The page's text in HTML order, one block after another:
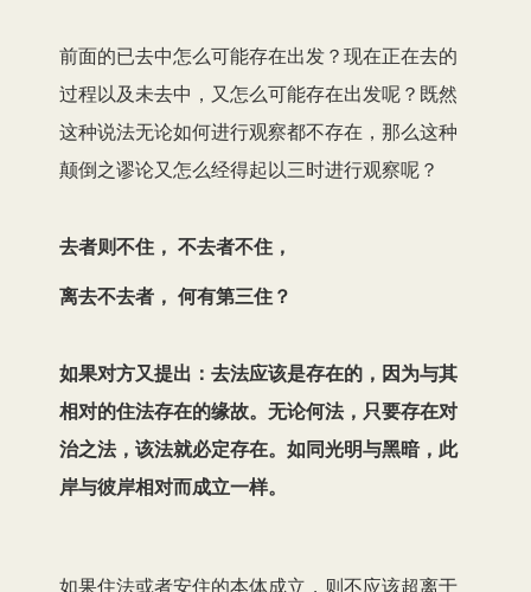
前面的已去中怎么可能存在出发？现在正在去的
过程以及未去中，又怎么可能存在出发呢？既然
这种说法无论如何进行观察都不存在，那么这种
颠倒之谬论又怎么经得起以三时进行观察呢？
去者则不住， 不去者不住，
离去不去者， 何有第三住？
如果对方又提出：去法应该是存在的，因为与其
相对的住法存在的缘故。无论何法，只要存在对
治之法，该法就必定存在。如同光明与黑暗，此
岸与彼岸相对而成立一样。
如果住法或者安住的本体成立，则不应该超离于